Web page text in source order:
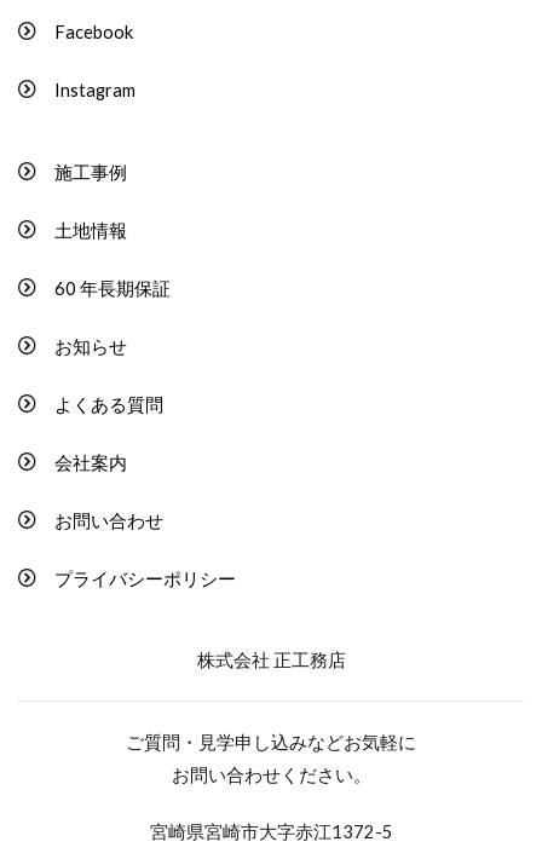
Facebook
Instagram
施工事例
土地情報
60 年長期保証
お知らせ
よくある質問
会社案内
お問い合わせ
プライバシーポリシー
株式会社 正工務店
ご質問・見学申し込みなどお気軽に
お問い合わせください。
宮崎県宮崎市大字赤江1372-5